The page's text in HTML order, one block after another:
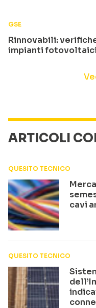
GSE
Rinnovabili:
impianti fotovoltaici
ARTICOLI
QUESITO TECNICO
cavi
QUESITO TECNICO